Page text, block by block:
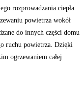
rozprowadzania ciepła
powietrza wokół
do innych części domu
ruchu powietrza. Dzięki
ogrzewaniem całej